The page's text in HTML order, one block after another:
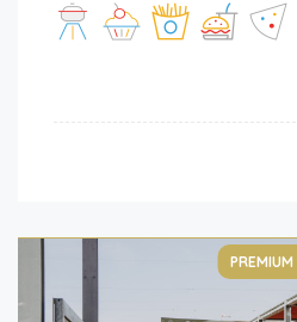
PREMIUM